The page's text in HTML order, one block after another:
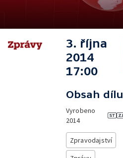
3. října
2014
17:00
Obsah dílu
Vyrobeno
2014
Zpravodajství